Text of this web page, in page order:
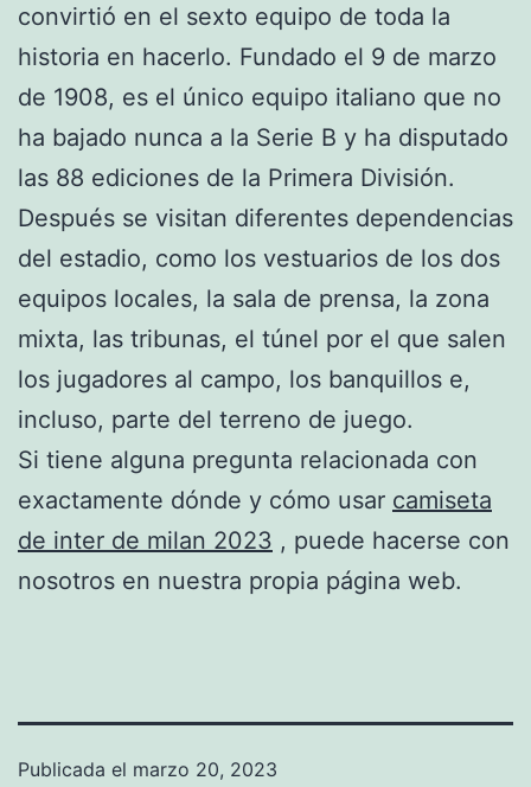
convirtió en el sexto equipo de toda la
historia en hacerlo. Fundado el 9 de marzo
de 1908, es el único equipo italiano que no
ha bajado nunca a la Serie B y ha disputado
las 88 ediciones de la Primera División.
Después se visitan diferentes dependencias
del estadio, como los vestuarios de los dos
equipos locales, la sala de prensa, la zona
mixta, las tribunas, el túnel por el que salen
los jugadores al campo, los banquillos e,
incluso, parte del terreno de juego.
Si tiene alguna pregunta relacionada con
exactamente dónde y cómo usar camiseta
de inter de milan 2023 , puede hacerse con
nosotros en nuestra propia página web.
Publicada el marzo 20, 2023